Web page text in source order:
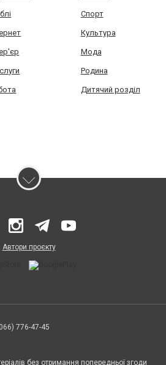
Спорт
Культура
Мода
Родина
Дитячий розділ
Автори проєкту
776-47-45
без отримання попередньої згоди